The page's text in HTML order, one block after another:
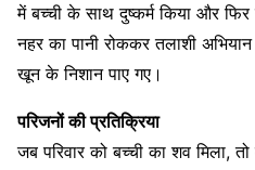
में बच्ची के साथ दुष्कर्म किया और
नहर का पानी रोककर तलाशी
खून के निशान पाए गए।
परिजनों की प्रतिक्रिया
जब परिवार को बच्ची का शव मिला,